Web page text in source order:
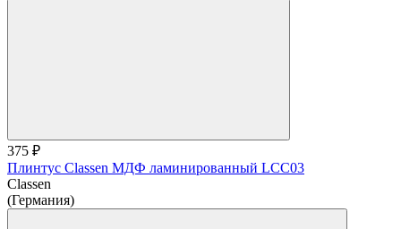
375 ₽
Плинтус Classen МДФ ламинированный LCC03
Classen
(Германия)